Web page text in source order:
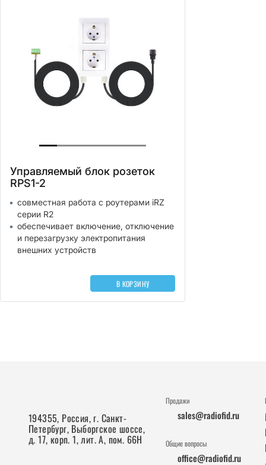
Управляемый блок розеток
RPS1-2
совместная работа с роутерами iRZ
серии R2
обеспечивает включение, отключение
и перезагрузку электропитания
внешних устройств
В КОРЗИНУ
194355, Россия, г. Санкт-
Петербург, Выборгское шоссе,
д. 17, корп. 1, лит. А, пом. 66Н
Продажи
sales@radiofid.ru
Общие вопросы
office@radiofid.ru